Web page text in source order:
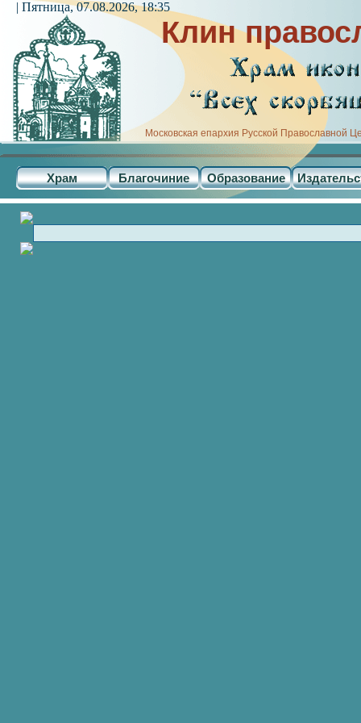
Клин
Московская епархия Русской Православной
Храм Благочиние Образование
| Пятница, 07.08.2026, 18:35